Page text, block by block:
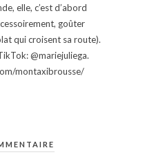
elle, c’est d’abord
goûter
qui croisent sa route).
@mariejuliega.
montaxibrousse/